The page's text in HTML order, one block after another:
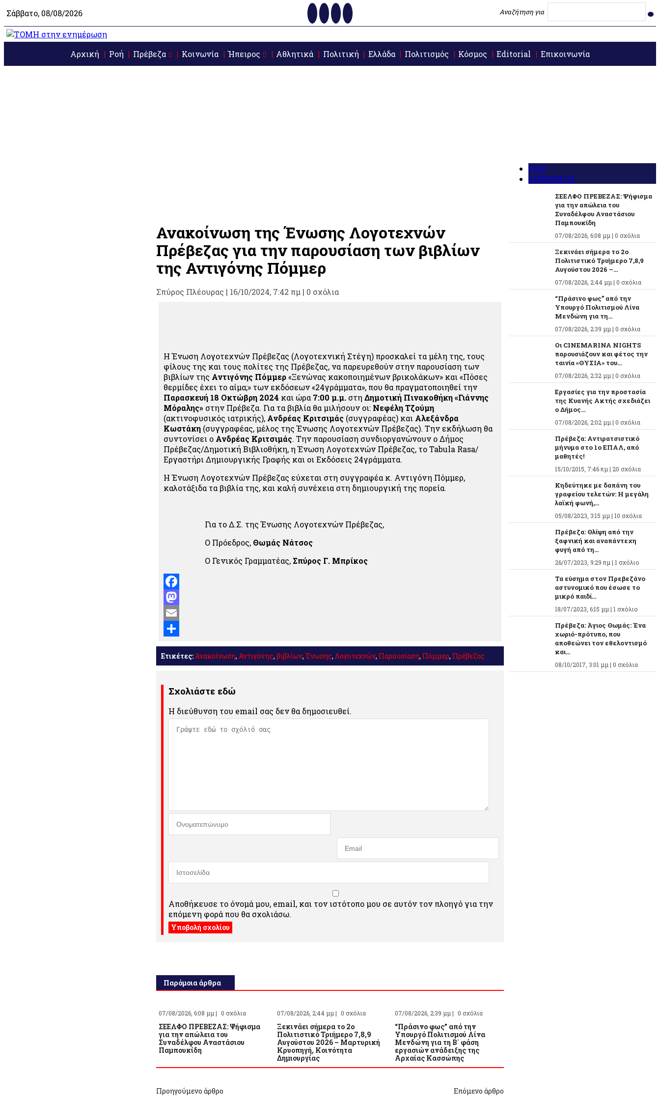
Σάββατο, 08/08/2026 Αναζήτηση για
Αρχική Ροή Πρέβεζα Κοινωνία Ήπειρος Αθλητικά Πολιτική Ελλάδα Πολιτισμός Κόσμος Editorial Επικοινωνία
Ανακοίνωση της Ένωσης Λογοτεχνών
Πρέβεζας για την παρουσίαση των βιβλίων
της Αντιγόνης Πόμμερ
Σπύρος Πλέουρας | 16/10/2024, 7:42 πμ | 0 σχόλια
Η Ένωση Λογοτεχνών Πρέβεζας (Λογοτεχνική Στέγη) προσκαλεί τα μέλη της, τους
φίλους της και τους πολίτες της Πρέβεζας, να παρευρεθούν στην παρουσίαση των
βιβλίων της Αντιγόνης Πόμμερ«Ξενώνας κακοποιημένων βρικολάκων» και «Πόσες
θερμίδες έχει το αίμα;» των εκδόσεων «24γράμματα», που θα πραγματοποιηθεί την
Παρασκευή 18 Οκτώβρη 2024 και ώρα 7:00 μ.μ. στη Δημοτική Πινακοθήκη «Γιάννης
Μόραλης» στην Πρέβεζα. Για τα βιβλία θα μιλήσουν οι: Νεφέλη Τζούμη
(ακτινοφυσικός ιατρικής), Ανδρέας Κριτσιμάς (συγγραφέας) και Αλεξάνδρα
Κωστάκη (συγγραφέας, μέλος της Ένωσης Λογοτεχνών Πρέβεζας). Την εκδήλωση θα
συντονίσει ο Ανδρέας Κριτσιμάς. Την παρουσίαση συνδιοργανώνουν ο Δήμος
Πρέβεζας/Δημοτική Βιβλιοθήκη, η Ένωση Λογοτεχνών Πρέβεζας, το Tabula Rasa/
Εργαστήρι Δημιουργικής Γραφής και οι Εκδόσεις 24γράμματα.
Η Ένωση Λογοτεχνών Πρέβεζας εύχεται στη συγγραφέα κ. Αντιγόνη Πόμμερ,
καλοτάξιδα τα βιβλία της, και καλή συνέχεια στη δημιουργική της πορεία.
Για το Δ.Σ. της Ένωσης Λογοτεχνών Πρέβεζας,
Ο Πρόεδρος, Θωμάς Νάτσος
Ο Γενικός Γραμματέας, Σπύρος Γ. Μπρίκος
Facebook
Mastodon
Email
Μοιραστείτε
Ετικέτες:Ανακοίνωση, Αντιγόνης, βιβλίων,Ένωσης, Λογοτεχνών, Παρουσίαση, Πόμμερ, Πρέβεζας
Σχολιάστε εδώ
Η διεύθυνση του email σας δεν θα δημοσιευθεί.
Αποθήκευσε το όνομά μου, email, και τον ιστότοπο μου σε αυτόν τον πλοηγό για την
επόμενη φορά που θα σχολιάσω.
Παρόμοια άρθρα
07/08/2026, 6:08 μμ | 0 σχόλια
ΣΕΕΛΦΟ ΠΡΕΒΕΖΑΣ: Ψήφισμα
για την απώλεια του
Συναδέλφου Αναστάσιου
Παμπουκίδη
07/08/2026, 2:44 μμ | 0 σχόλια
Ξεκινάει σήμερα το 2ο
Πολιτιστικό Τριήμερο 7,8,9
Αυγούστου 2026 – Μαρτυρική
Κρυοπηγή, Κοινότητα
Δημιουργίας
07/08/2026, 2:39 μμ | 0 σχόλια
“Πράσινο φως” από την
Υπουργό Πολιτισμού Λίνα
Μενδώνη για τη Β΄ φάση
εργασιών ανάδειξης της
Αρχαίας Κασσώπης
Προηγούμενο άρθρο Επόμενο άρθρο
ΡΟΗ
ΔΗΜΟΦΙΛΗ
ΣΕΕΛΦΟ ΠΡΕΒΕΖΑΣ: Ψήφισμα
για την απώλεια του
Συναδέλφου Αναστάσιου
Παμπουκίδη
07/08/2026, 6:08 μμ | 0 σχόλια
Ξεκινάει σήμερα το 2ο
Πολιτιστικό Τριήμερο 7,8,9
Αυγούστου 2026 –...
07/08/2026, 2:44 μμ | 0 σχόλια
“Πράσινο φως” από την
Υπουργό Πολιτισμού Λίνα
Μενδώνη για τη...
07/08/2026, 2:39 μμ | 0 σχόλια
Οι CINEMARINA NIGHTS
παρουσιάζουν και φέτος την
ταινία «ΘΥΣΙΑ» του...
07/08/2026, 2:32 μμ | 0 σχόλια
Εργασίες για την προστασία
της Κυανής Ακτής σχεδιάζει
ο Δήμος...
07/08/2026, 2:02 μμ | 0 σχόλια
Πρέβεζα: Αντιρατσιστικό
μήνυμα στο 1ο ΕΠΑΛ, από
μαθητές!
15/10/2015, 7:46 πμ | 20 σχόλια
Κηδεύτηκε με δαπάνη του
γραφείου τελετών: Η μεγάλη
λαϊκή φωνή,...
05/08/2023, 3:15 μμ | 10 σχόλια
Πρέβεζα: Θλίψη από την
ξαφνική και αναπάντεχη
φυγή από τη...
26/07/2023, 9:29 πμ | 1 σχόλιο
Τα εύσημα στον Πρεβεζάνο
αστυνομικό που έσωσε το
μικρό παιδί...
18/07/2023, 6:15 μμ | 1 σχόλιο
Πρέβεζα: Άγιος Θωμάς: Ένα
χωριό-πρότυπο, που
αποθεώνει τον εθελοντισμό
και...
08/10/2017, 3:01 μμ | 0 σχόλια